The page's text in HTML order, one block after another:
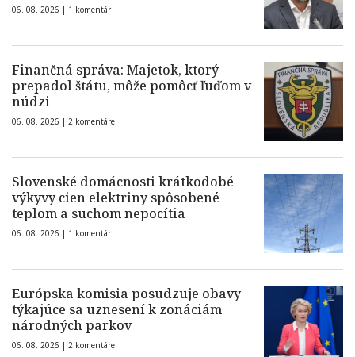
06. 08. 2026 | 1 komentár
Finančná správa: Majetok, ktorý
prepadol štátu, môže pomôcť ľuďom v
núdzi
06. 08. 2026 | 2 komentáre
Slovenské domácnosti krátkodobé
výkyvy cien elektriny spôsobené
teplom a suchom nepocítia
06. 08. 2026 | 1 komentár
Európska komisia posudzuje obavy
týkajúce sa uznesení k zonáciám
národných parkov
06. 08. 2026 | 2 komentáre